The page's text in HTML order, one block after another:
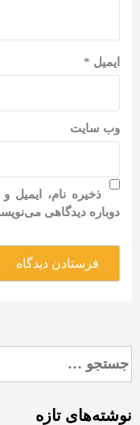
ایمیل *
وب‌ سایت
ذخیره نام، ایمیل
دوباره دیدگاهی
جستجو
برای:
نوشته‌های تازه